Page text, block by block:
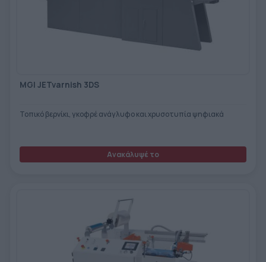
MGI JETvarnish 3DS
Τοπικό βερνίκι, γκοφρέ ανάγλυφο και χρυσοτυπία ψηφιακά
Ανακάλυψέ το